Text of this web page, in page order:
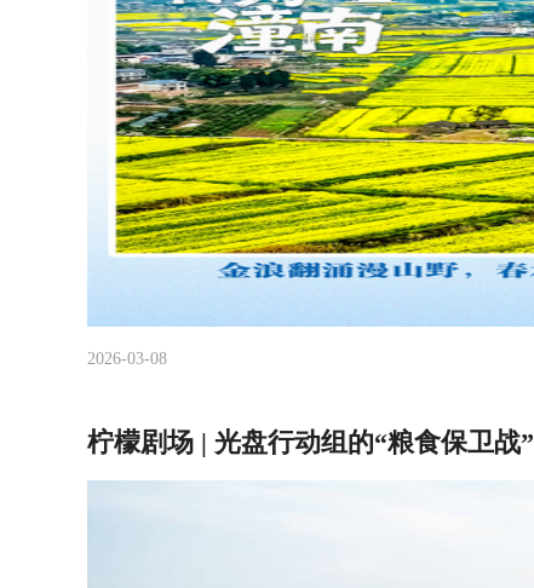
2026-03-08
柠檬剧场 | 光盘行动组的“粮食保卫战”